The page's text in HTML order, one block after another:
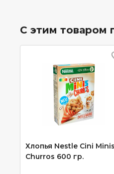
С этим товаром
Хлопья Nestle Cini Minis
Churros 600 гр.